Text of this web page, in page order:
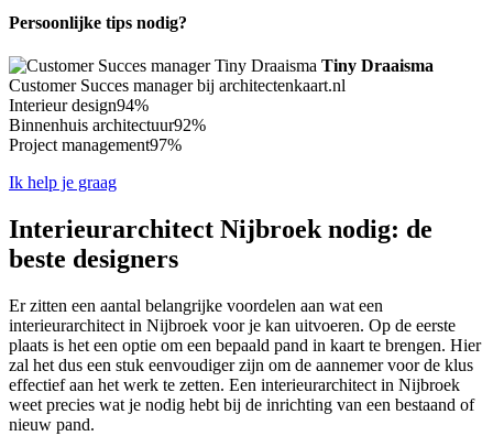
Persoonlijke tips nodig?
Tiny Draaisma
Customer Succes manager bij architectenkaart.nl
Interieur design94%
Binnenhuis architectuur92%
Project management97%
Ik help je graag
Interieurarchitect Nijbroek nodig: de
beste designers
Er zitten een aantal belangrijke voordelen aan wat een
interieurarchitect in Nijbroek voor je kan uitvoeren. Op de eerste
plaats is het een optie om een bepaald pand in kaart te brengen. Hier
zal het dus een stuk eenvoudiger zijn om de aannemer voor de klus
effectief aan het werk te zetten. Een interieurarchitect in Nijbroek
weet precies wat je nodig hebt bij de inrichting van een bestaand of
nieuw pand.